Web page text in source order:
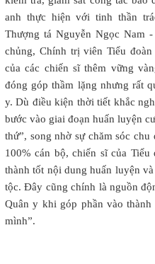
anh thực hiện với tinh thần
Thượng tá Nguyễn Ngọc Nam
chủng, Chính trị viên Tiểu
của các chiến sĩ thêm vững
đóng góp thầm lặng nhưng rất
y. Dù điều kiện thời tiết khắc
bước vào giai đoạn huấn luyện
thứ”, song nhờ sự chăm sóc
100% cán bộ, chiến sĩ của Tiểu
thành tốt nội dung huấn luyện
tộc. Đây cũng chính là nguồn
Quân y khi góp phần vào
mình”.